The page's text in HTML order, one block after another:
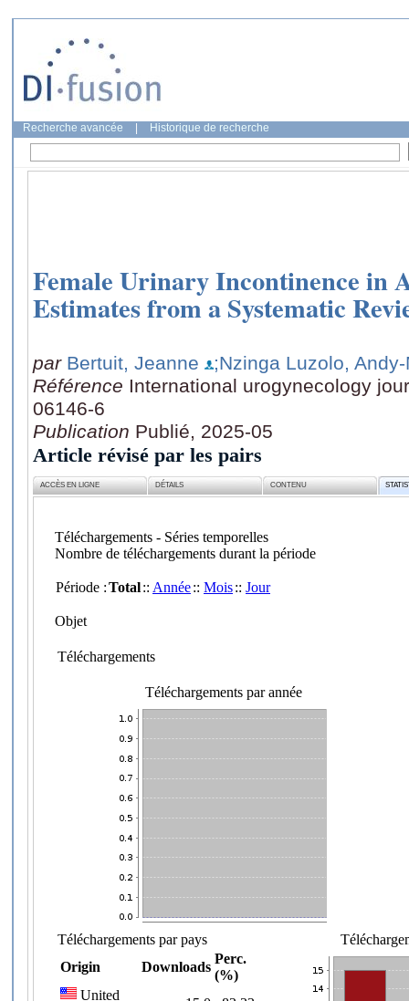
Recherche avancée Historique de recherche
Female Urinary Incontinence in
Estimates from a Systematic
par Bertuit, Jeanne
;Nzinga Luzolo,
Référence International urogynecology
06146-6
Publication Publié, 2025-05
Article révisé par les pairs
ACCÈS EN LIGNE DÉTAILS CONTENU